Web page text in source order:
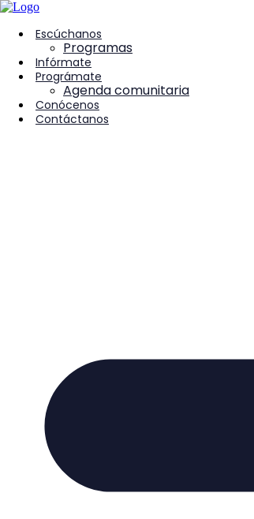
contenido
Escúchanos
Programas
Infórmate
Prográmate
Agenda comunitaria
Conócenos
Contáctanos